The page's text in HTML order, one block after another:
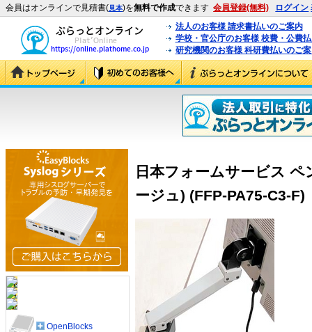
会員はオンラインで見積書(見本)を無料で作成できます 会員登録(無料) ログイン
法人のお客様 請求書払いのご案内
学校・官公庁のお客様 校費・公費
研究機関のお客様 科研費払いのご
日本フォームサービス
ージュ) (FFP-PA75-C3-F)
OpenBlocks